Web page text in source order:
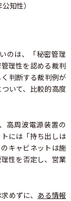
知性）
のは、「秘密管理
理性を認める裁判
判断する裁判例が
いて、比較的高度
高周波電源装置の
には「持ち出しは
キャビネットは施
性を否定し、営業
めずに、 ある情報